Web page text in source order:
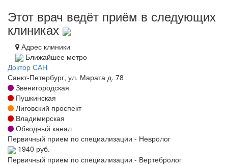
Этот врач ведёт приём в следующих
клиниках
Адрес клиники
Ближайшее метро
Доктор САН
Санкт-Петербург, ул. Марата д. 78
Звенигородская
Пушкинская
Лиговский проспект
Владимирская
Обводный канал
Первичный прием по специализации - Невролог
1940 руб.
Первичный прием по специализации - Вертебролог